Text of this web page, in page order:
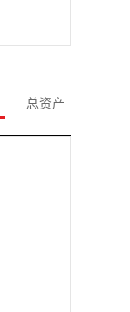
总资产